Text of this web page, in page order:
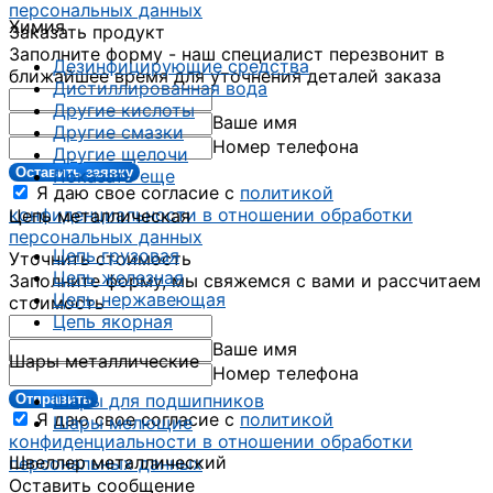
Химия
Дезинфицирующие средства
Дистиллированная вода
Другие кислоты
Другие смазки
Другие щелочи
Показать еще
Цепь металлическая
Цепь грузовая
Цепь железная
Цепь нержавеющая
Цепь якорная
Шары металлические
Шары для подшипников
Шары мелющие
Швеллер металлический
персональных данных
Заказать продукт
Заполните форму - наш специалист перезвонит в
ближайшее время для уточнения деталей заказа
Ваше имя
Номер телефона
Оставить заявку
Я даю свое согласие с политикой
конфиденциальности в отношении обработки
персональных данных
Уточнить стоимость
Заполните форму, мы свяжемся с вами и рассчитаем
стоимость
Ваше имя
Номер телефона
Отправить
Я даю свое согласие с политикой
конфиденциальности в отношении обработки
персональных данных
Оставить сообщение